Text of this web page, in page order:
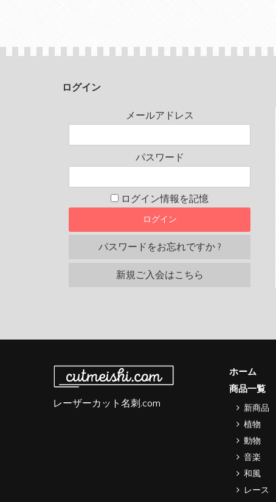
ログイン
メールアドレス
パスワード
ログイン情報を記憶
パスワードをお忘れですか ?
新規ご入会はこちら
レーザーカット名刺.com
ホーム
商品一覧
新商品
植物
動物
音楽
和風
レース